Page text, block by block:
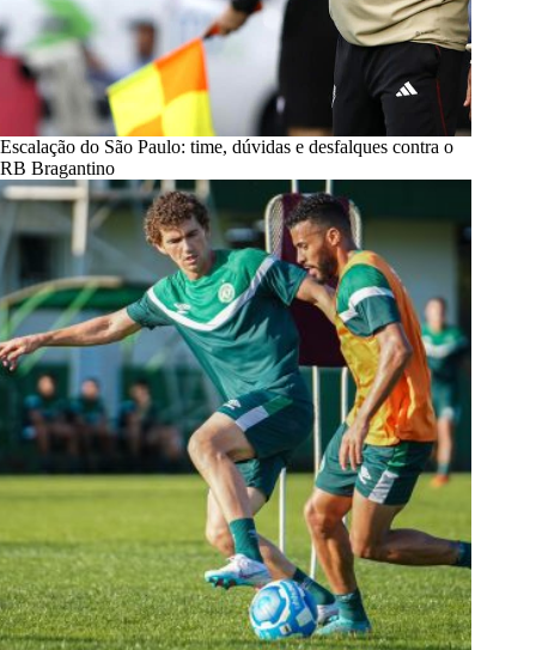
Escalação do São Paulo: time, dúvidas e desfalques contra o
RB Bragantino